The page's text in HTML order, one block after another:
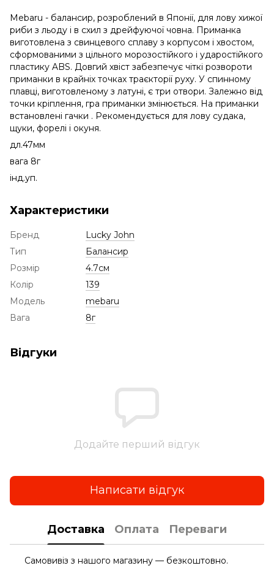
Mebaru - балансир, розроблений в Японії, для лову хижої
риби з льоду і в схил з дрейфуючої човна. Приманка
виготовлена ​​з свинцевого сплаву з корпусом і хвостом,
сформованими з цільного морозостійкого і ударостійкого
пластику ABS. Довгий хвіст забезпечує чіткі розвороти
приманки в крайніх точках траєкторії руху. У спинному
плавці, виготовленому з латуні, є три отвори. Залежно від
точки кріплення, гра приманки змінюється. На приманки
встановлені гачки . Рекомендується для лову судака,
щуки, форелі і окуня.
дл.47мм
вага 8г
інд.уп.
Характеристики
Бренд
Lucky John
Тип
Балансир
Розмір
4.7см
Колір
139
Модель
mebaru
Вага
8г
Відгуки
Додайте перший відгук
Написати відгук
Доставка Оплата Переваги
Самовивіз з нашого магазину — безкоштовно.